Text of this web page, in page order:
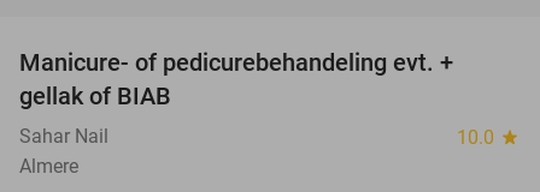
Manicure- of pedicurebehandeling evt. +
gellak of BIAB
Sahar Nail 10.0 star
Almere